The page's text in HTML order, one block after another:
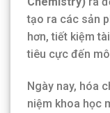
tạo ra các sản
hơn, tiết kiệm
tiêu cực đến
Ngày nay, hóa
niệm khoa học